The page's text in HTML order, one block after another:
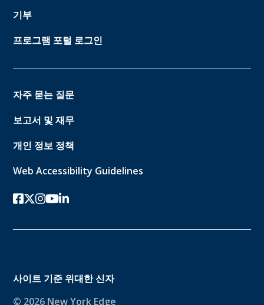
기부
프로그램 포털 로그인
자주 묻는 질문
보고서 및 재무
개인 정보 정책
Web Accessibility Guidelines
페이스북
트위터-x
인스 타 그램
유튜브링크드인
사이트 기준 위대한 신자
© 2026 New York Edge